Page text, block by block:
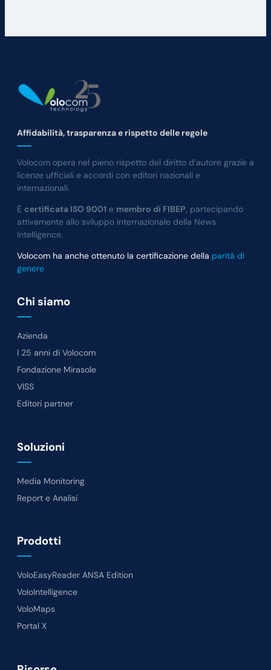
Affidabilità, trasparenza e rispetto delle regole
Volocom opera nel pieno rispetto del diritto d’autore grazie a
licenze ufficiali e accordi con editori nazionali e
internazionali.
È certificata ISO 9001 e membro di FIBEP, partecipando
attivamente allo sviluppo internazionale della News
Intelligence.
Volocom ha anche ottenuto la certificazione della parità di
genere
Chi siamo
Azienda
I 25 anni di Volocom
Fondazione Mirasole
VISS
Editori partner
Soluzioni
Media Monitoring
Report e Analisi
Prodotti
VoloEasyReader ANSA Edition
VoloIntelligence
VoloMaps
Portal X